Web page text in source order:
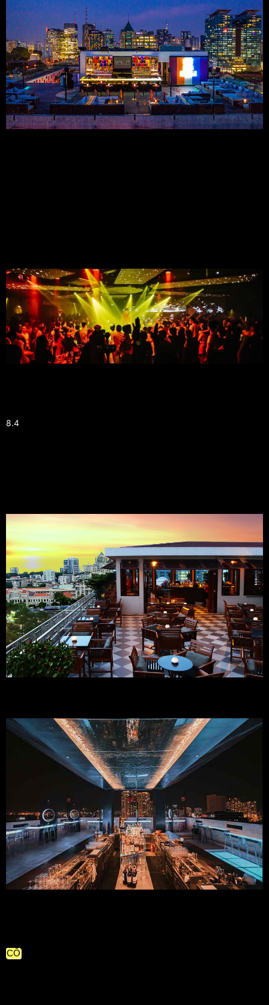
8.4
CÔNG TY TNHH TƯ VẤN VÀ PHÁT TRIỂN ANZ